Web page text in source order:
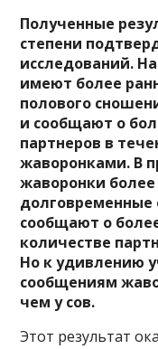
Полученные
степени
исследований.
имеют более
полового
и сообщают о
партнеров в
жаворонками. В
жаворонки
сообщают о
количестве
Но к удивлению
сообщениям
чем у сов.
Этот результат